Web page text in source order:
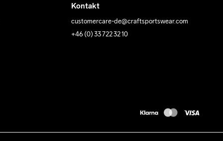
Kontakt
customercare-de@craftsportswear.com
+46 (0) 33 722 32 10